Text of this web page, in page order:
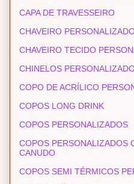
CAPA DE TRAVESSEIRO
CHAVEIRO
CHAVEIRO TECIDO
CHINELOS
COPO DE ACRÍLICO
COPOS LONG DRINK
COPOS PERSONALIZADOS
COPOS PERSONALIZADOS
CANUDO
COPOS SEMI TÉRMICOS